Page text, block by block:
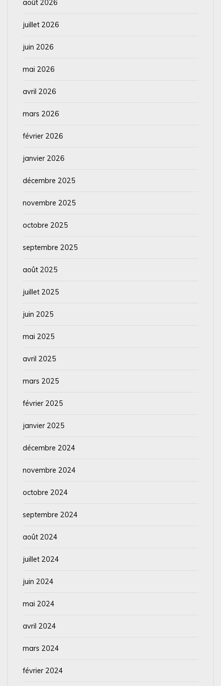
août 2026
juillet 2026
juin 2026
mai 2026
avril 2026
mars 2026
février 2026
janvier 2026
décembre 2025
novembre 2025
octobre 2025
septembre 2025
août 2025
juillet 2025
juin 2025
mai 2025
avril 2025
mars 2025
février 2025
janvier 2025
décembre 2024
novembre 2024
octobre 2024
septembre 2024
août 2024
juillet 2024
juin 2024
mai 2024
avril 2024
mars 2024
février 2024